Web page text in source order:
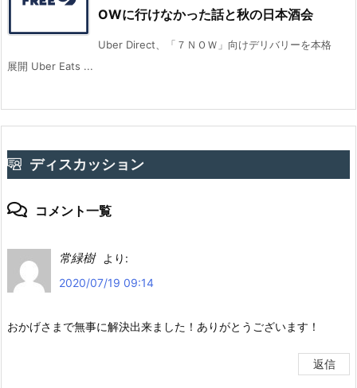
OWに行けなかった話と秋の日本酒会
Uber Direct、「７ＮＯＷ」向けデリバリーを本格
展開 Uber Eats ...
ディスカッション
コメント一覧
常緑樹
より:
2020/07/19 09:14
おかげさまで無事に解決出来ました！ありがとうございます！
返信